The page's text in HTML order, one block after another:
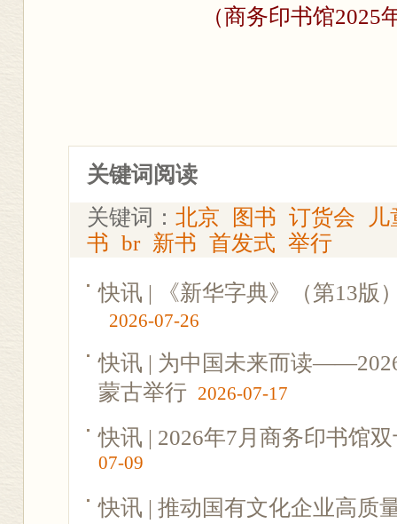
（商务印书馆2025
关键词阅读
关键词： 北京 图书 订货会
儿
书 br 新书 首发式 举行
快讯 | 《新华字典》（第13版
2026-07-26
快讯 | 为中国未来而读
蒙古举行 2026-07-17
快讯 | 2026年7月商务印书馆
07-09
快讯 | 推动国有文化企业高质